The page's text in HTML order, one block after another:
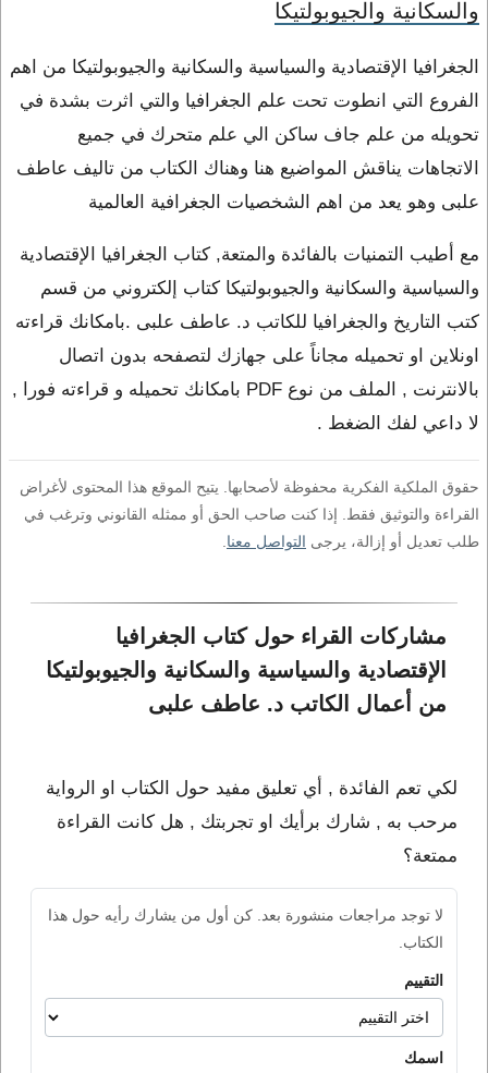
والسكانية والجيوبولتيكا
الجغرافيا الإقتصادية والسياسية والسكانية والجيوبولتيكا من اهم
الفروع التي انطوت تحت علم الجغرافيا والتي اثرت بشدة في
تحويله من علم جاف ساكن الي علم متحرك في جميع
الاتجاهات يناقش المواضيع هنا وهناك الكتاب من تاليف عاطف
علبى وهو يعد من اهم الشخصيات الجغرافية العالمية
مع أطيب التمنيات بالفائدة والمتعة, كتاب الجغرافيا الإقتصادية
والسياسية والسكانية والجيوبولتيكا كتاب إلكتروني من قسم
كتب التاريخ والجغرافيا للكاتب د. عاطف علبى .بامكانك قراءته
اونلاين او تحميله مجاناً على جهازك لتصفحه بدون اتصال
بالانترنت , الملف من نوع PDF بامكانك تحميله و قراءته فورا ,
لا داعي لفك الضغط .
حقوق الملكية الفكرية محفوظة لأصحابها. يتيح الموقع هذا المحتوى لأغراض
القراءة والتوثيق فقط. إذا كنت صاحب الحق أو ممثله القانوني وترغب في
طلب تعديل أو إزالة، يرجى التواصل معنا
مشاركات القراء حول كتاب الجغرافيا
الإقتصادية والسياسية والسكانية والجيوبولتيكا
من أعمال الكاتب د. عاطف علبى
لكي تعم الفائدة , أي تعليق مفيد حول الكتاب او الرواية
مرحب به , شارك برأيك او تجربتك , هل كانت القراءة
ممتعة؟
لا توجد مراجعات منشورة بعد. كن أول من يشارك رأيه حول هذا
الكتاب.
التقييم
اسمك